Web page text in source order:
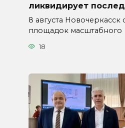
ликвидирует
8 августа Новочеркасск
площадок масштабного
18